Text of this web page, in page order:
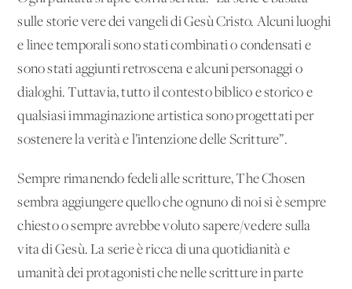
sulle storie vere dei vangeli di Gesù Cristo. Alcuni luoghi
e linee temporali sono stati combinati o condensati e
sono stati aggiunti retroscena e alcuni personaggi o
dialoghi. Tuttavia, tutto il contesto biblico e storico e
qualsiasi immaginazione artistica sono progettati per
sostenere la verità e l’intenzione delle Scritture”.
Sempre rimanendo fedeli alle scritture, The Chosen
sembra aggiungere quello che ognuno di noi si è sempre
chiesto o sempre avrebbe voluto sapere/vedere sulla
vita di Gesù. La serie è ricca di una quotidianità e
umanità dei protagonisti che nelle scritture in parte